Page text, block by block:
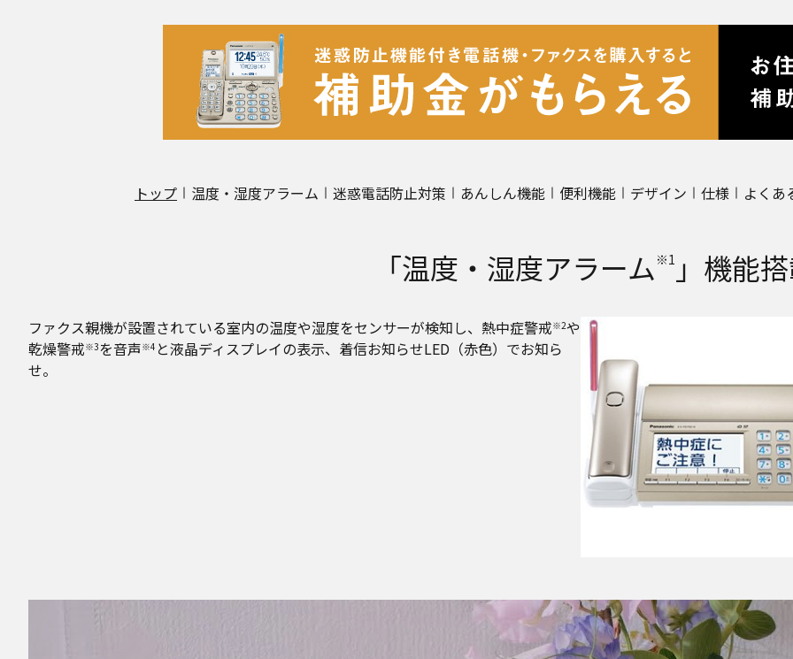
トップ 温度・湿度アラーム 迷惑電話防止対策 あんしん機能 便利機能 デザイン 仕様 よくあ
「温度・湿度アラーム ※1 」機能
ファクス親機が設置されている室内の温度や湿度をセンサーが検知し、熱中症警戒※2や
乾燥警戒※3を音声※4 と液晶ディスプレイの表示、着信お知らせLED（赤色）でお知ら
せ。